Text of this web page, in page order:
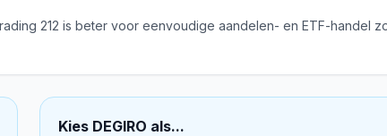
212 is beter voor eenvoudige aandelen- en ETF-handel
Kies DEGIRO als...